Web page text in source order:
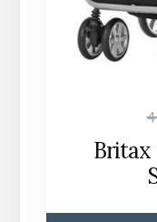
Britax